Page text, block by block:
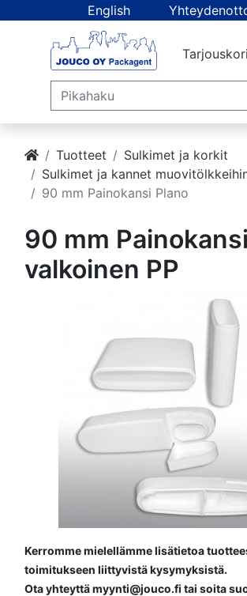
English
Tarjouskori
Tuotteet
Sulkimet ja korkit
Sulkimet ja kannet
90 mm Painokansi Plano
90 mm
valkoinen PP
Kerromme mielellämme lisätietoa
toimitukseen liittyvistä kysymyksistä.
Ota yhteyttä myynti@jouco.fi tai soita